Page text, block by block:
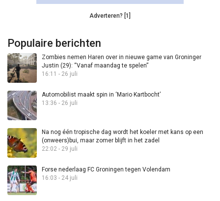
Adverteren? [1]
Populaire berichten
Zombies nemen Haren over in nieuwe game van Groninger
Justin (29): “Vanaf maandag te spelen”
16:11 - 26 juli
Automobilist maakt spin in ‘Mario Kartbocht’
13:36 - 26 juli
Na nog één tropische dag wordt het koeler met kans op een
(onweers)bui, maar zomer blijft in het zadel
22:02 - 29 juli
Forse nederlaag FC Groningen tegen Volendam
16:03 - 24 juli